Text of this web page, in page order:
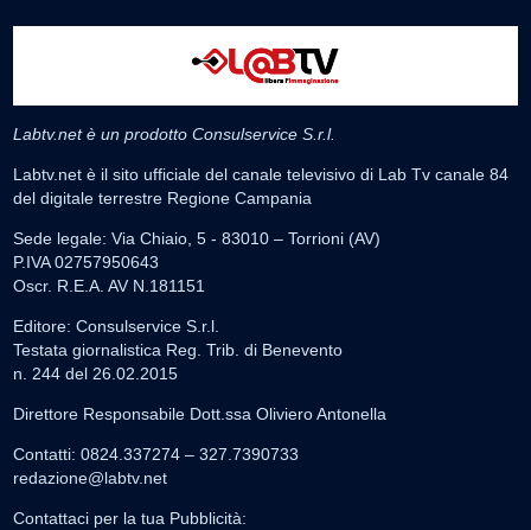
Labtv.net è un prodotto Consulservice S.r.l.
Labtv.net è il sito ufficiale del canale televisivo di Lab Tv canale 84
del digitale terrestre Regione Campania
Sede legale: Via Chiaio, 5 - 83010 – Torrioni (AV)
P.IVA 02757950643
Oscr. R.E.A. AV N.181151
Editore: Consulservice S.r.l.
Testata giornalistica Reg. Trib. di Benevento
n. 244 del 26.02.2015
Direttore Responsabile Dott.ssa Oliviero Antonella
Contatti: 0824.337274 – 327.7390733
redazione@labtv.net
Contattaci per la tua Pubblicità: